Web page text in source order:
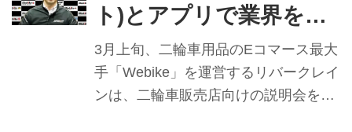
ト)とアプリで業界を活
性化 Webike ㊤
3月上旬、二輪車用品のEコマース最大
手「Webike」を運営するリバークレイ
ンは、二輪車販売店向けの説明会をオ